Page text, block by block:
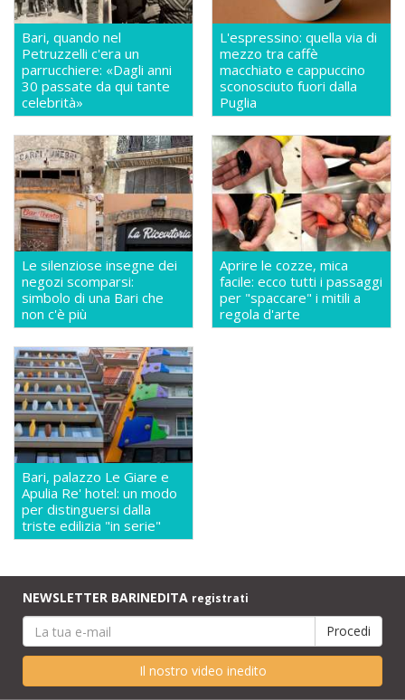
Bari, quando nel
Petruzzelli c'era un
parrucchiere: «Dagli anni
30 passate da qui tante
celebrità»
L'espressino: quella via di
mezzo tra caffè
macchiato e cappuccino
sconosciuto fuori dalla
Puglia
Le silenziose insegne dei
negozi scomparsi:
simbolo di una Bari che
non c'è più
Aprire le cozze, mica
facile: ecco tutti i passaggi
per "spaccare" i mitili a
regola d'arte
Bari, palazzo Le Giare e
Apulia Re' hotel: un modo
per distinguersi dalla
triste edilizia "in serie"
NEWSLETTER BARINEDITA registrati
Il nostro video inedito